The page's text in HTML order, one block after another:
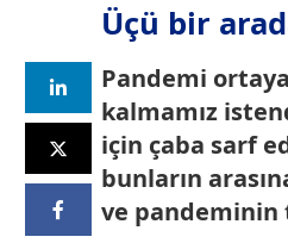
Üçü bir
Pandemi
kalmamız
için çaba sarf
bunların
ve pandeminin